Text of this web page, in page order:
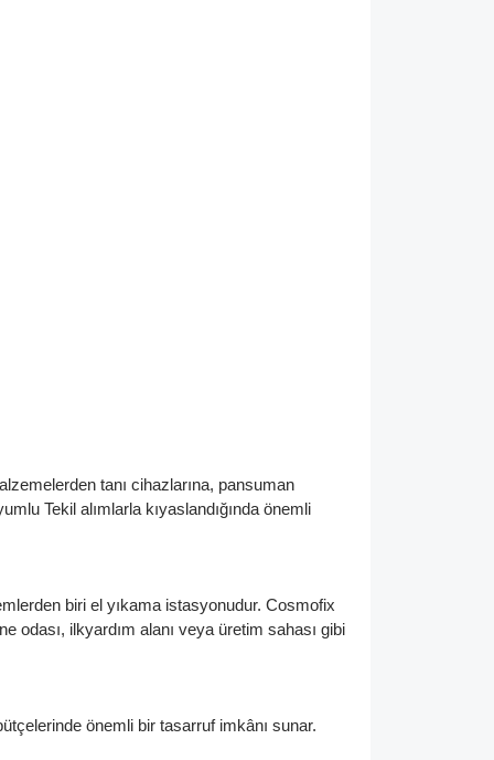
tanı cihazlarına, pansuman
Tekil alımlarla kıyaslandığında önemli
biri el yıkama istasyonudur. Cosmofix
odası, ilkyardım alanı veya üretim sahası gibi
önemli bir tasarruf imkânı sunar.